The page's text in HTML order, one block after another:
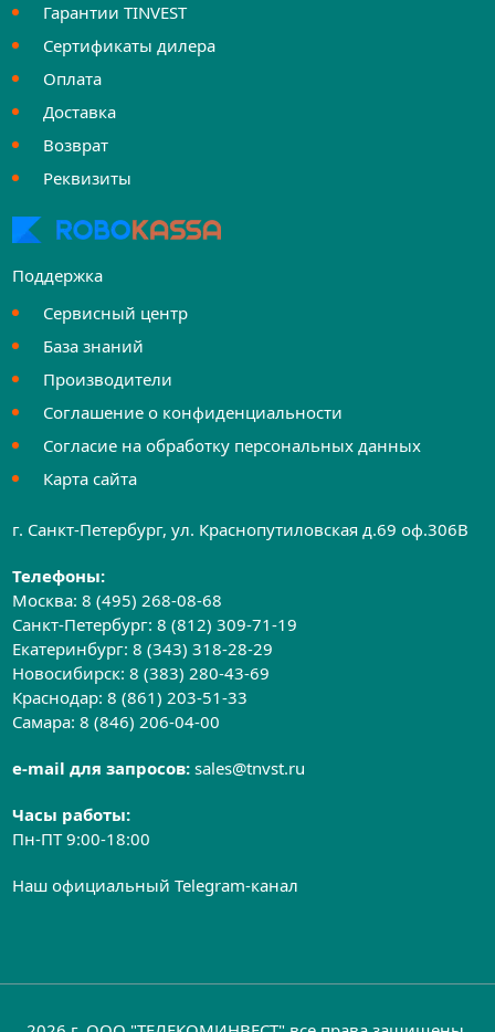
Гарантии TINVEST
Сертификаты дилера
Оплата
Доставка
Возврат
Реквизиты
Поддержка
Сервисный центр
База знаний
Производители
Соглашение о конфиденциальности
Согласие на обработку персональных данных
Карта сайта
г. Санкт-Петербург, ул. Краснопутиловская д.69 оф.306B
Телефоны:
Москва:8 (495) 268-08-68
Санкт-Петербург:8 (812) 309-71-19
Екатеринбург:8 (343) 318-28-29
Новосибирск:8 (383) 280-43-69
Краснодар:8 (861) 203-51-33
Самара:8 (846) 206-04-00
e-mail для запросов:sales@tnvst.ru
Часы работы:
Пн-ПТ 9:00-18:00
Наш официальный Telegram-канал